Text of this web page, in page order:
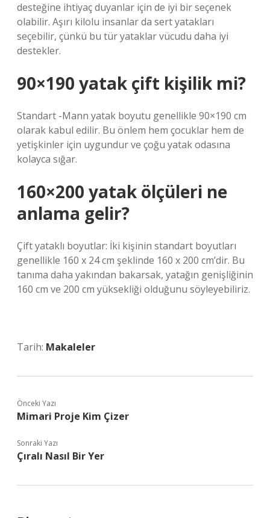
desteğine ihtiyaç duyanlar için de iyi bir seçenek
olabilir. Aşırı kilolu insanlar da sert yatakları
seçebilir, çünkü bu tür yataklar vücudu daha iyi
destekler.
90×190 yatak çift kişilik mi?
Standart -Mann yatak boyutu genellikle 90×190 cm
olarak kabul edilir. Bu önlem hem çocuklar hem de
yetişkinler için uygundur ve çoğu yatak odasına
kolayca sığar.
160×200 yatak ölçüleri ne
anlama gelir?
Çift yataklı boyutlar: İki kişinin standart boyutları
genellikle 160 x 24 cm şeklinde 160 x 200 cm’dir. Bu
tanıma daha yakından bakarsak, yatağın genişliğinin
160 cm ve 200 cm yüksekliği olduğunu söyleyebiliriz.
Tarih: Makaleler
Önceki Yazı
Mimari Proje Kim Çizer
Sonraki Yazı
Çıralı Nasıl Bir Yer